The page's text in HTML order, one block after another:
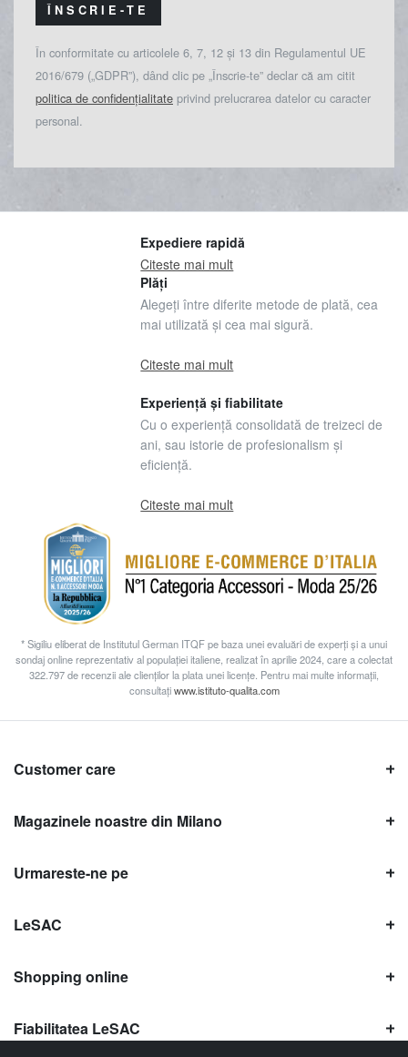
ÎNSCRIE-TE
În conformitate cu articolele 6, 7, 12 și 13 din Regulamentul UE
2016/679 („GDPR”), dând clic pe „Înscrie-te” declar că am citit
politica de confidențialitate privind prelucrarea datelor cu caracter
personal.
Expediere rapidă
Citeste mai mult
Plăți
Alegeți între diferite metode de plată, cea
mai utilizată și cea mai sigură.
Citeste mai mult
Experiență și fiabilitate
Cu o experiență consolidată de treizeci de
ani, sau istorie de profesionalism și
eficiență.
Citeste mai mult
* Sigiliu eliberat de Institutul German ITQF pe baza unei evaluări de experți și a unui
sondaj online reprezentativ al populației italiene, realizat în aprilie 2024, care a colectat
322.797 de recenzii ale clienților la plata unei licențe. Pentru mai multe informații,
consultațiwww.istituto-qualita.com
Customer care
Magazinele noastre din Milano
Urmareste-ne pe
LeSAC
Shopping online
Fiabilitatea LeSAC